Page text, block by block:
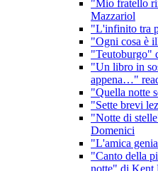
"Mio fratello
Mazzariol
"L'infinito tra
"Ogni cosa è
"Teutoburgo"
"Un libro in
appena…"
"Quella notte
"Sette brevi
"Notte di
Domenici
"L'amica
"Canto della